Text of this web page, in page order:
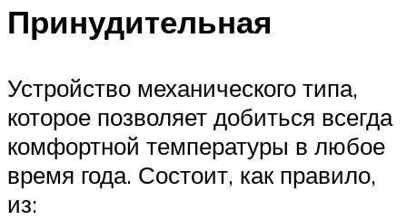
Принудительная
Устройство механического типа,
которое позволяет добиться всегда
комфортной температуры в любое
время года. Состоит, как правило,
из: